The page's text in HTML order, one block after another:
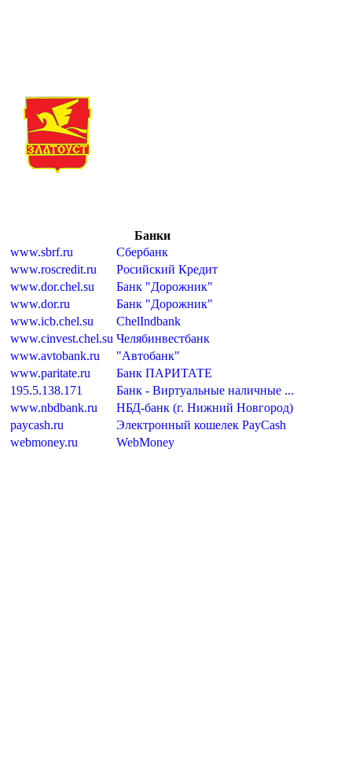
Банки
www.sbrf.ru
Сбербанк
www.roscredit.ru
Росийский Кредит
www.dor.chel.su
Банк "Дорожник"
www.dor.ru
Банк "Дорожник"
www.icb.chel.su
ChelIndbank
www.cinvest.chel.su Челябинвестбанк
www.avtobank.ru
"Автобанк"
www.paritate.ru
Банк ПАРИТАТЕ
195.5.138.171
Банк - Виртуальные наличные ...
www.nbdbank.ru
НБД-банк (г. Нижний Новгород)
paycash.ru
Электронный кошелек PayCash
webmoney.ru
WebMoney